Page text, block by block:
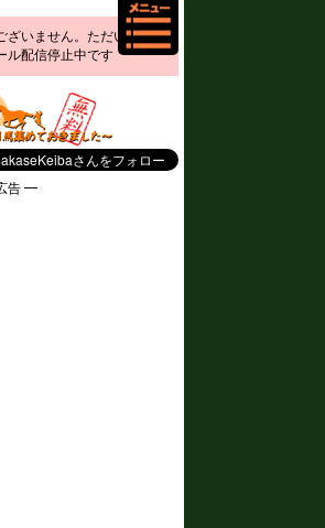
ざいません。ただいま予想
ル配信停止中です
告 ━